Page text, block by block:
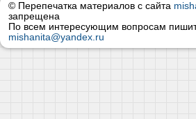
© Перепечатка материалов с сайта
запрещена
По всем интересующим вопросам
mishanita@yandex.ru